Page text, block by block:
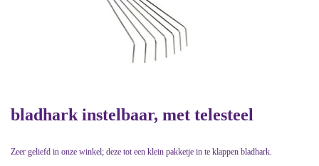
bladhark instelbaar, met telesteel
Zeer geliefd in onze winkel; deze tot een klein pakketje in te klappen bladhark.